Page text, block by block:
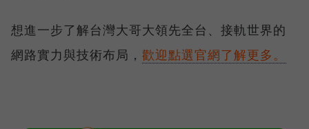
想進一步了解台灣大哥大領先全台、接軌世界的
網路實力與技術布局， 歡迎點選官網了解更多。